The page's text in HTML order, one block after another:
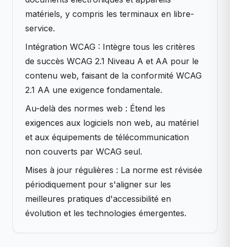
matériels, y compris les terminaux en libre-
service.
Intégration WCAG : Intègre tous les critères
de succès WCAG 2.1 Niveau A et AA pour le
contenu web, faisant de la conformité WCAG
2.1 AA une exigence fondamentale.
Au-delà des normes web : Étend les
exigences aux logiciels non web, au matériel
et aux équipements de télécommunication
non couverts par WCAG seul.
Mises à jour régulières : La norme est révisée
périodiquement pour s'aligner sur les
meilleures pratiques d'accessibilité en
évolution et les technologies émergentes.